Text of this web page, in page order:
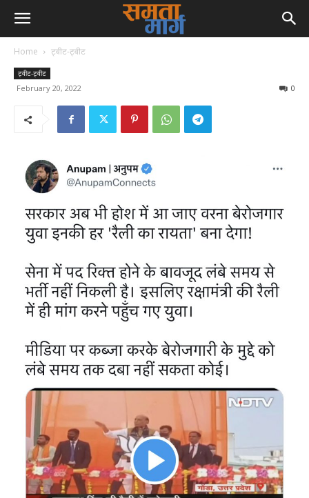
Home ट्वीट-ट्वीट
ट्वीट-ट्वीट
February 20, 2022 0